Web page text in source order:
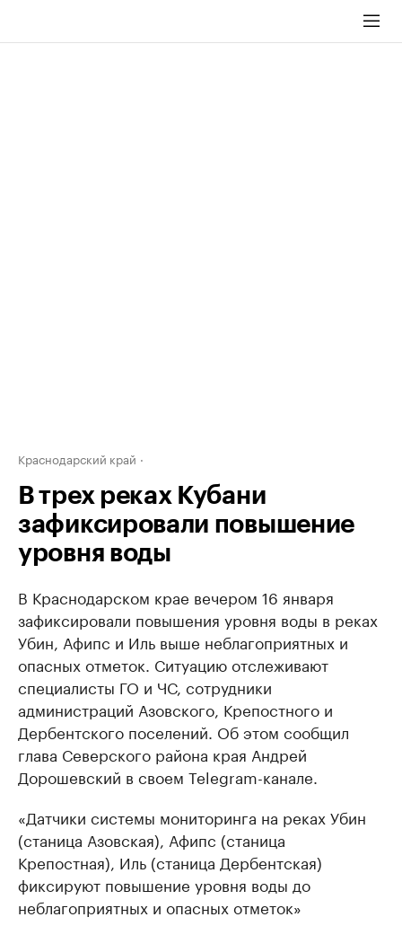
Краснодарский край
В трех реках Кубани
зафиксировали повышение
уровня воды
В Краснодарском крае вечером 16 января
зафиксировали повышения уровня воды в реках
Убин, Афипс и Иль выше неблагоприятных и
опасных отметок. Ситуацию отслеживают
специалисты ГО и ЧС, сотрудники
администраций Азовского, Крепостного и
Дербентского поселений. Об этом сообщил
глава Северского района края Андрей
Дорошевский в своем Telegram-канале.
«Датчики системы мониторинга на реках Убин
(станица Азовская), Афипс (станица
Крепостная), Иль (станица Дербентская)
фиксируют повышение уровня воды до
неблагоприятных и опасных отметок»